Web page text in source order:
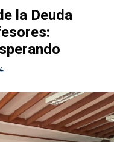
la Deuda